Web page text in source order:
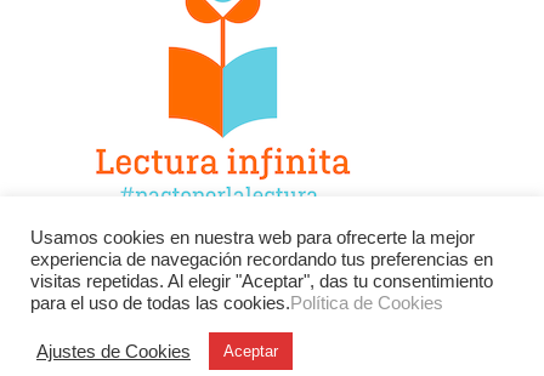
Facebook Twitter
Instagram
YouTube
LinkedIn Contacto
Usamos cookies en nuestra web para ofrecerte la mejor
experiencia de navegación recordando tus preferencias en
visitas repetidas. Al elegir "Aceptar", das tu consentimiento
para el uso de todas las cookies.Política de Cookies
Ajustes de Cookies Aceptar